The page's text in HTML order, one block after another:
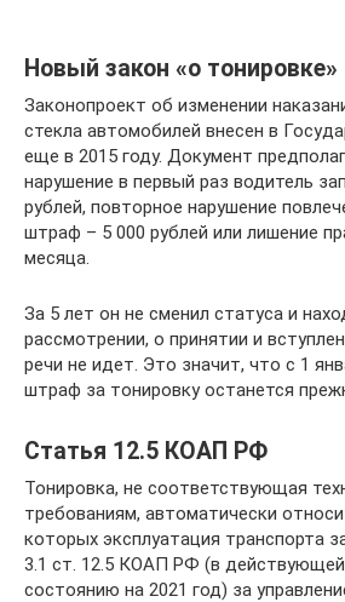
Новый закон «о тонировке»
Законопроект об изменении
стекла автомобилей внесен в
еще в 2015 году. Документ
нарушение в первый раз водитель
рублей, повторное нарушение
штраф – 5 000 рублей или лишение
месяца.
За 5 лет он не сменил статуса и
рассмотрении, о принятии и
речи не идет. Это значит, что с 1
штраф за тонировку останется
Статья 12.5 КОАП РФ
Тонировка, не соответствующая
требованиям, автоматически
которых эксплуатация транспорта
3.1 ст. 12.5 КОАП РФ (в
состоянию на 2021 год) за